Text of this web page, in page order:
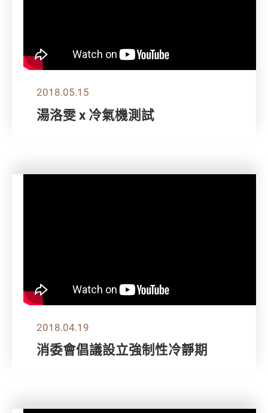
2018.05.15
湯洛雯 x 冷氣機測試
2018.04.19
消委會倡議設立強制性冷靜期